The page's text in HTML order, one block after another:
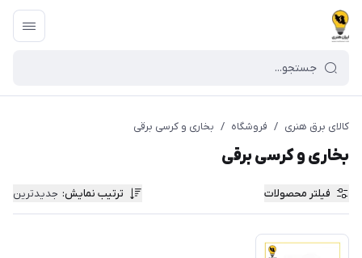
کالای برق هنری / فروشگاه / بخاری و کرسی برقی
بخاری و کرسی برقی
فیلتر محصولات ترتیب نمایش: جدیدترین